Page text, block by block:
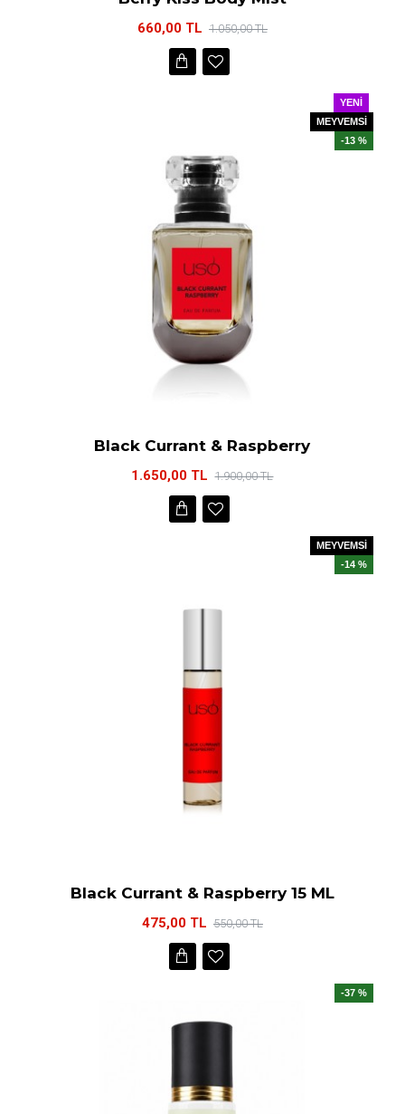
660,00 TL 1.050,00 TL
YENI
MEYVEMSİ
-13 %
Black Currant & Raspberry
1.650,00 TL 1.900,00 TL
MEYVEMSİ
-14 %
Black Currant & Raspberry 15 ML
475,00 TL 550,00 TL
-37 %